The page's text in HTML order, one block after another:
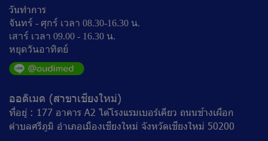
วันทำการ
จันทร์ - ศุกร์ เวลา 08.30-16.30 น.
เสาร์ เวลา 09.00 - 16.30 น.
หยุดวันอาทิตย์
ออดิเมด (สาขาเชียงใหม่)
ที่อยู่ : 177 อาคาร A2 ไต้โรงแรมเบอร์เคียว ถนนช้างเผือก
ตำบลศรีภูมิ อำเภอเมืองเชียงใหม่ จังหวัดเชียงใหม่ 50200